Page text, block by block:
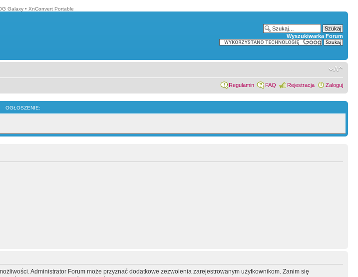
Galaxy • XnConvert Portable
Wyszukiwarka Forum
Regulamin FAQ Rejestracja Zaloguj
OGŁOSZENIE:
Administrator Forum może przyznać dodatkowe zezwolenia zarejestrowanym użytkownikom. Zanim się